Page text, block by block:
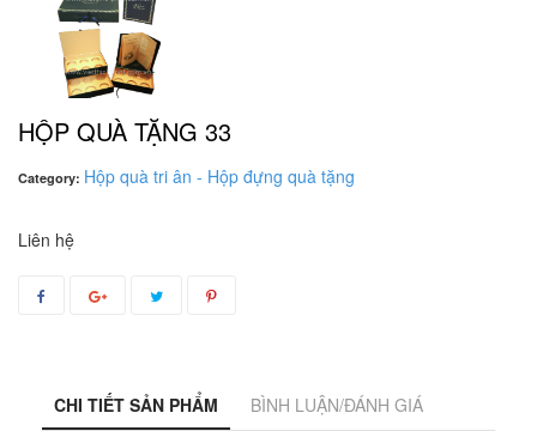
HỘP QUÀ TẶNG 33
Category: Hộp quà tri ân - Hộp đựng quà tặng
Liên hệ
CHI TIẾT SẢN PHẨM BÌNH LUẬN/ĐÁNH GIÁ